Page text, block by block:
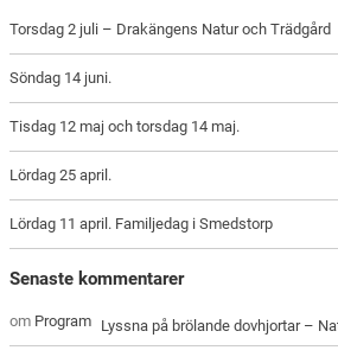
Torsdag 2 juli – Drakängens Natur och Trädgård
Söndag 14 juni.
Tisdag 12 maj och torsdag 14 maj.
Lördag 25 april.
Lördag 11 april. Familjedag i Smedstorp
Senaste kommentarer
Lyssna på brölande dovhjortar –
om Program